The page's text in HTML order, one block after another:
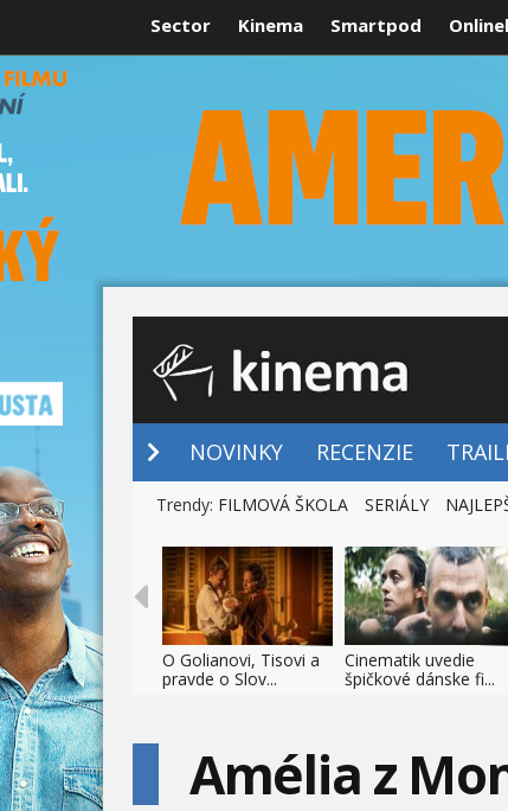
Sector Kinema Smartpod
NOVINKY RECENZIE
Trendy: FILMOVÁ ŠKOLA SERIÁLY
O Golianovi, Tisovi a
pravde o Slov...
Cinematik uvedie
špičkové dánske fi...
Amélia z